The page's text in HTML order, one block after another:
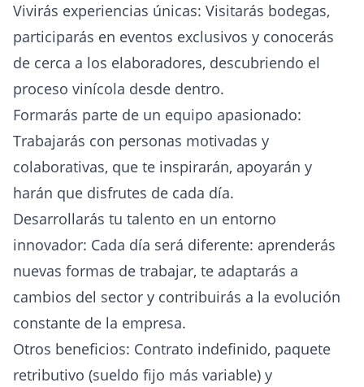
Vivirás experiencias únicas: Visitarás bodegas,
participarás en eventos exclusivos y conocerás
de cerca a los elaboradores, descubriendo el
proceso vinícola desde dentro.
Formarás parte de un equipo apasionado:
Trabajarás con personas motivadas y
colaborativas, que te inspirarán, apoyarán y
harán que disfrutes de cada día.
Desarrollarás tu talento en un entorno
innovador: Cada día será diferente: aprenderás
nuevas formas de trabajar, te adaptarás a
cambios del sector y contribuirás a la evolución
constante de la empresa.
Otros beneficios: Contrato indefinido, paquete
retributivo (sueldo fijo más variable) y